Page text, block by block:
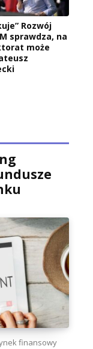
Rozwój
sprawdza, na
może
finansowy